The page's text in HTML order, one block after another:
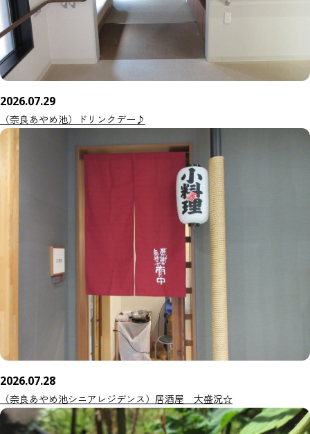
2026.07.29
（奈良あやめ池）ドリンクデー♪
2026.07.28
（奈良あやめ池シニアレジデンス）居酒屋 大盛況☆